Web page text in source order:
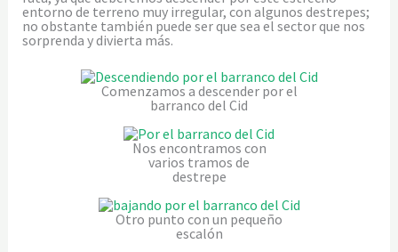
entorno de terreno muy irregular, con algunos destrepes;
no obstante también puede ser que sea el sector que nos
sorprenda y divierta más.
Comenzamos a descender por el
barranco del Cid
Nos encontramos con
varios tramos de
destrepe
Otro punto con un pequeño
escalón